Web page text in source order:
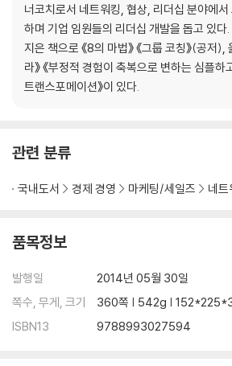
Week 22 촉매 이벤트를 위해 배워야 할 것들
Week 23 목적이 있는 식사 모임이란?
Week 24 7초의 첫인상, 보고 또 듣게 하라
Week 25 아낌없이 주는 네트워킹그룹을 찾아
Week 26 네트워크를 다양화하고 싶은 당신에게
5장 반복할 수 있게 전달하라
Week 30 특징 말고 이점을 이야기하라
Week 32 가슴으로 말하는 동기부여 연설가가
Week 33 명함은 어떻게 강력한 마케팅 도구가
6장 사람들이 당신을 찾게 하라
너코치로서 네트워킹, 협상, 리더십 분야에
하며 기업 임원들의 리더십 개발을 돕고 있다.
지은 책으로 《8의 마법》 《그룹 코칭》(공저),
라》 《부정적 경험이 축복으로 변하는 심플
트랜스포메이션》이 있다.
관련 분류
국내도서 경제 경영 마케팅/세일즈 네트
품목정보
발행일
2014년 05월 30일
쪽수, 무게, 크기
360쪽 | 542g |
ISBN13
9788993027594